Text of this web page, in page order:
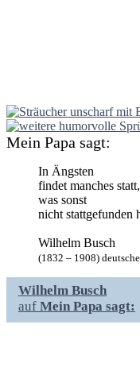
Mein Papa sagt:
In Ängsten
findet manches statt,
was sonst
nicht stattgefunden
Wilhelm Busch
(1832 – 1908)
Wilhelm Busch
auf Mein Papa sagt: